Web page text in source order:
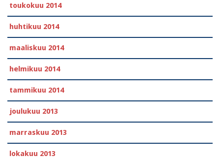
toukokuu 2014
huhtikuu 2014
maaliskuu 2014
helmikuu 2014
tammikuu 2014
joulukuu 2013
marraskuu 2013
lokakuu 2013